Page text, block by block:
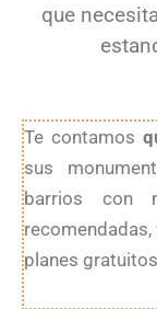
que
Te contamos
sus
barrios con
planes